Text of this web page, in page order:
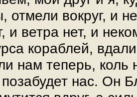
отмели вокруг, и
и ветра нет, и
кораблей,
нам теперь,
нас. Он